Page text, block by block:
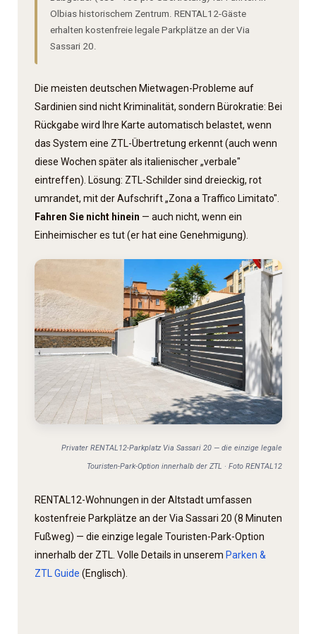
Olbias historischem Zentrum. RENTAL12-Gäste
erhalten kostenfreie legale Parkplätze an der Via
Sassari 20.
Die meisten deutschen Mietwagen-Probleme auf
Sardinien sind nicht Kriminalität, sondern Bürokratie: Bei
Rückgabe wird Ihre Karte automatisch belastet, wenn
das System eine ZTL-Übertretung erkennt (auch wenn
diese Wochen später als italienischer „verbale"
eintreffen). Lösung: ZTL-Schilder sind dreieckig, rot
umrandet, mit der Aufschrift „Zona a Traffico Limitato".
Fahren Sie nicht hinein — auch nicht, wenn ein
Einheimischer es tut (er hat eine Genehmigung).
Privater RENTAL12-Parkplatz Via Sassari 20 — die einzige legale
Touristen-Park-Option innerhalb der ZTL · Foto RENTAL12
RENTAL12-Wohnungen in der Altstadt umfassen
kostenfreie Parkplätze an der Via Sassari 20 (8 Minuten
Fußweg) — die einzige legale Touristen-Park-Option
innerhalb der ZTL. Volle Details in unserem Parken &
ZTL Guide (Englisch).